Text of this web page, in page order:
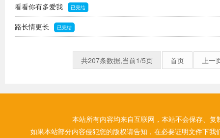
看看你有多爱我 已完结
路长情更长 已完结
共207条数据,当前1/5页 首页 上一
本站所有内容均来自互联网，本站不会保存、
如果本站部分内容侵犯您的版权请告知，在必要证明文件下